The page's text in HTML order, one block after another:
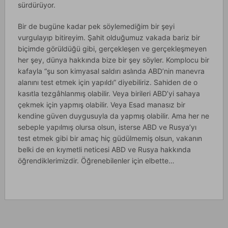
sürdürüyor.
Bir de bugüne kadar pek söylemediğim bir şeyi
vurgulayıp bitireyim. Şahit olduğumuz vakada bariz bir
biçimde görüldüğü gibi, gerçekleşen ve gerçekleşmeyen
her şey, dünya hakkında bize bir şey söyler. Komplocu bir
kafayla “şu son kimyasal saldırı aslında ABD’nin manevra
alanını test etmek için yapıldı” diyebiliriz. Sahiden de o
kasıtla tezgâhlanmış olabilir. Veya birileri ABD’yi sahaya
çekmek için yapmış olabilir. Veya Esad manasız bir
kendine güven duygusuyla da yapmış olabilir. Ama her ne
sebeple yapılmış olursa olsun, isterse ABD ve Rusya’yı
test etmek gibi bir amaç hiç güdülmemiş olsun, vakanın
belki de en kıymetli neticesi ABD ve Rusya hakkında
öğrendiklerimizdir. Öğrenebilenler için elbette…